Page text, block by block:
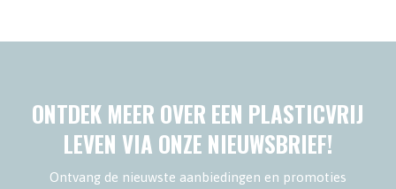
ONTDEK MEER OVER EEN PLASTICVRIJ
LEVEN VIA ONZE NIEUWSBRIEF!
Ontvang de nieuwste aanbiedingen en promoties